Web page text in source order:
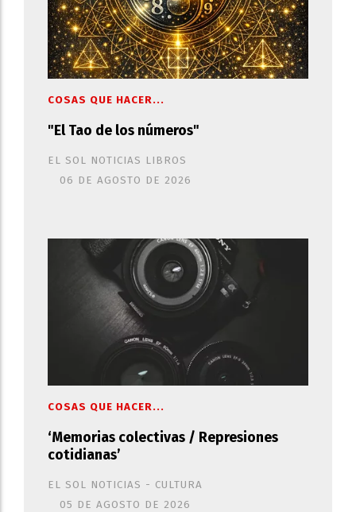
"El Tao de los números"
EL SOL NOTICIAS LIBROS
COSAS QUE HACER...
06 DE AGOSTO DE 2026
‘Memorias colectivas / Represiones
cotidianas’
EL SOL NOTICIAS - CULTURA
COSAS QUE HACER...
05 DE AGOSTO DE 2026